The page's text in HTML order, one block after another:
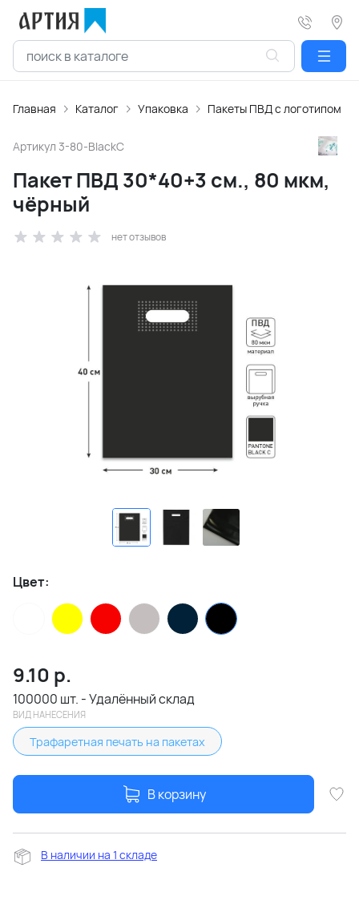
Главная Каталог Упаковка Пакеты ПВД с логотипом
Артикул 3-80-BlackC
Пакет ПВД 30*40+3 см., 80 мкм,
чёрный
нет отзывов
Цвет:
9.10 р.
100000 шт. - Удалённый склад
ВИД НАНЕСЕНИЯ
Трафаретная печать на пакетах
В корзину
В наличии на 1 складе